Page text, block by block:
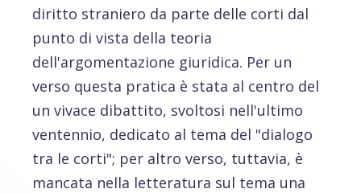
diritto straniero da parte delle corti dal
punto di vista della teoria
dell'argomentazione giuridica. Per un
verso questa pratica è stata al centro del
un vivace dibattito, svoltosi nell'ultimo
ventennio, dedicato al tema del "dialogo
tra le corti"; per altro verso, tuttavia, è
mancata nella letteratura sul tema una